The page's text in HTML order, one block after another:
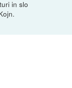
in slo